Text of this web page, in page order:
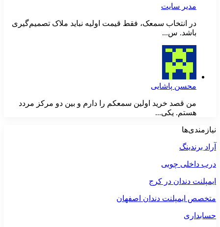
مدیر سایت
در انتخاب سمعک، فقط قیمت اولیه نباید ملاک تصمیم‌گیری
باشد. س...
محسن پاشایی
من قصد خرید اولین سمعکم را دارم و بین دو مرکز مردد
هستم. یکی...
نیازمندی‌ها
آراد برندینگ
درب داخلی چوبی
ایمپلنت دندان در کرج
متخصص ایمپلنت دندان اصفهان
حسابداری